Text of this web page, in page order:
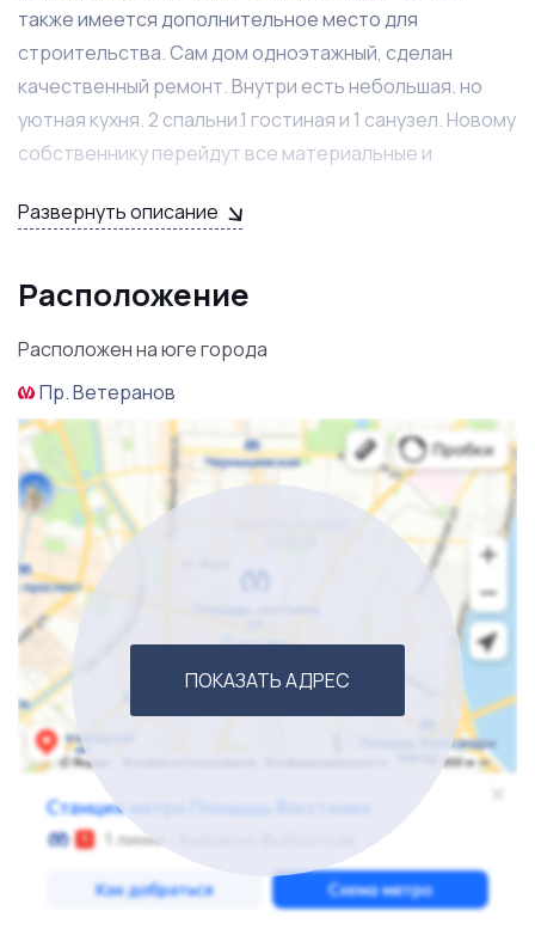
также имеется дополнительное место для
строительства. Сам дом одноэтажный, сделан
качественный ремонт. Внутри есть небольшая. но
уютная кухня. 2 спальни.1 гостиная и 1 санузел. Новому
собственнику перейдут все материальные и
рублей за сутки , можно вернуть данную концепцию,
благодаря чему прибыль станет больше. На данный
момент сдается в долгосрочную аренду, она
составляет - 85 000 рублей.
Место уютное, спокойное, идеально подойдет для
отдыха. Есть точки роста. Звоните!
Развернуть описание
Расположение
Расположен на юге города
Пр. Ветеранов
ПОКАЗАТЬ АДРЕС